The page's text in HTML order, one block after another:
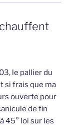
le pallier du
si frais que ma
ouverte pour
de fin
45° loi sur les